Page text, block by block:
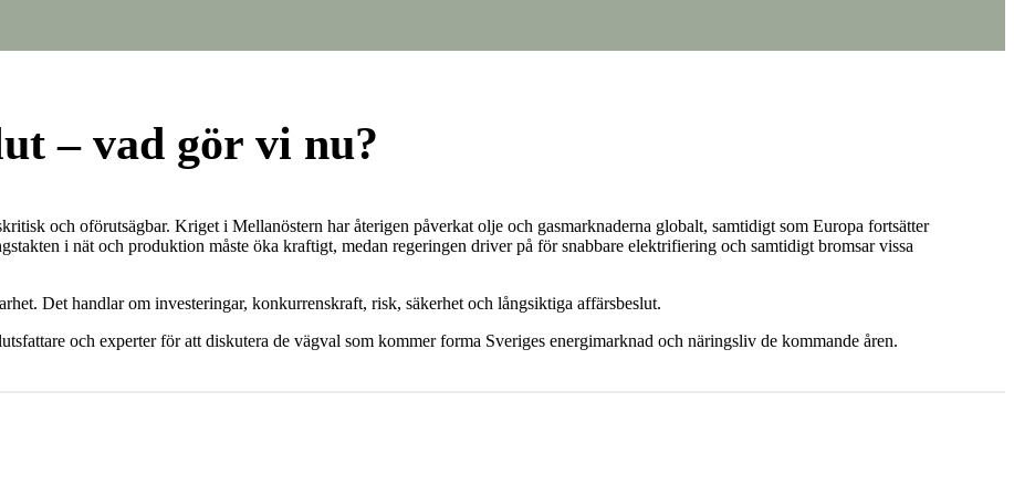
– vad gör vi nu?
och oförutsägbar. Kriget i Mellanöstern har återigen påverkat olje och gasmarknaderna globalt, samtidigt som Europa fortsätter
i nät och produktion måste öka kraftigt, medan regeringen driver på för snabbare elektrifiering och samtidigt bromsar vissa
Det handlar om investeringar, konkurrenskraft, risk, säkerhet och långsiktiga affärsbeslut.
och experter för att diskutera de vägval som kommer forma Sveriges energimarknad och näringsliv de kommande åren.